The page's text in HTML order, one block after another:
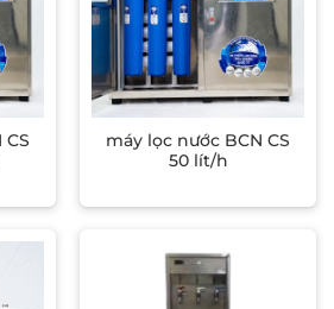
máy lọc nước BCN CS
50 lít/h